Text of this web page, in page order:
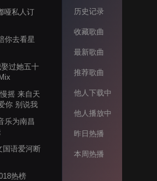
哑私人订
你去看星
过她五十
摇 来自天
你 别说我
乐为南昌
国语爱河断
热榜
历史记录
收藏歌曲
最新歌曲
推荐歌曲
他人下载中
他人播放中
昨日热播
本周热播